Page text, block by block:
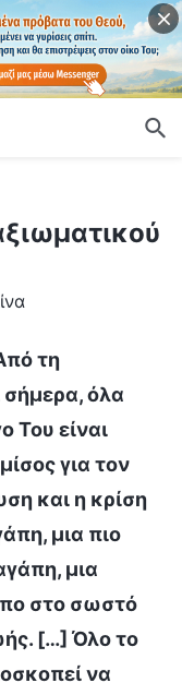
τη
σήμερα, όλα
Του είναι
για τον
και η κρίση
μια πιο
μια
στο σωστό
[…] Όλο το
να